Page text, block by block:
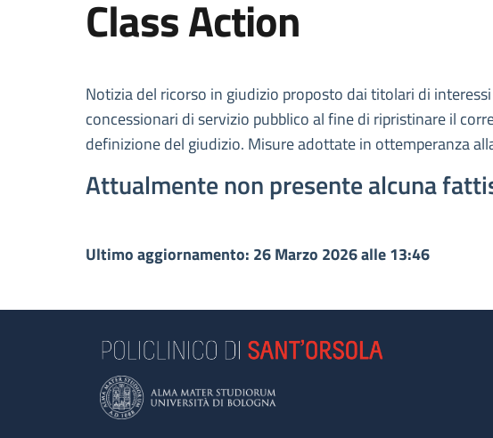
Class Action
Descrizione
Notizia del ricorso in giudizio proposto dai titolari di
concessionari di servizio pubblico al fine di ripristinare il
definizione del giudizio. Misure adottate in ottemperanza
Attualmente non presente alcuna
Ultimo aggiornamento: 26 Marzo 2026 alle 13:46